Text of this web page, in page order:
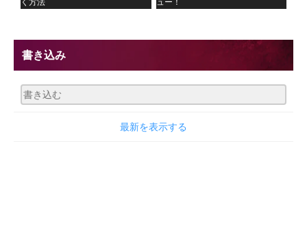
く方法
ュー！
書き込み
最新を表示する